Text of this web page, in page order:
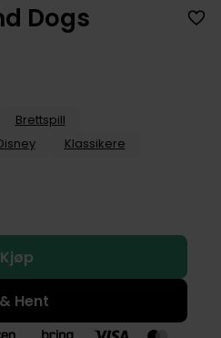
Dogs
Brettspill
Klassikere
Kjøp
Hent